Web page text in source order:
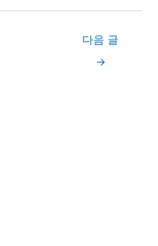
다음 글
→